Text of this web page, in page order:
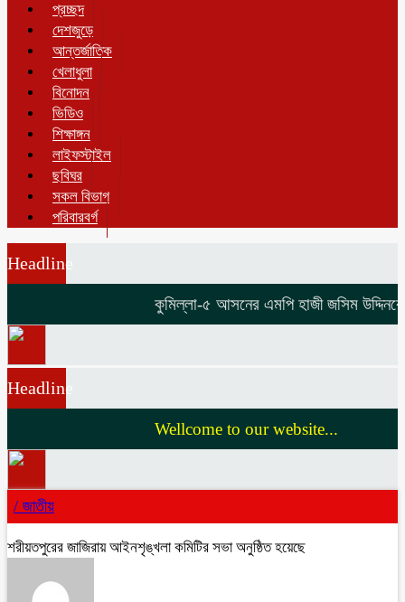
প্রচ্ছদ
দেশজুড়ে
আন্তর্জাতিক
খেলাধুলা
বিনোদন
ভিডিও
শিক্ষাঙ্গন
লাইফস্টাইল
ছবিঘর
সকল বিভাগ
পরিবারবর্গ
Headline
কুমিল্লা-৫ আসনের এমপি হাজী জসিম উদ্দিনকে
Headline
Wellcome to our website...
/ জাতীয়
শরীয়তপুরের জাজিরায় আইনশৃঙ্খলা কমিটির সভা অনুষ্ঠিত হয়েছে